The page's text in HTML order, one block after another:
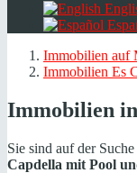
Immobilien auf
Immobilien Es
Immobilien
Sie sind auf der
Capdella mit Pool